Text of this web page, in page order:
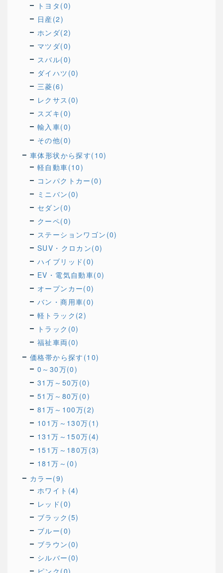
トヨタ(0)
日産(2)
ホンダ(2)
マツダ(0)
スバル(0)
ダイハツ(0)
三菱(6)
レクサス(0)
スズキ(0)
輸入車(0)
その他(0)
車体形状から探す(10)
軽自動車(10)
コンパクトカー(0)
ミニバン(0)
セダン(0)
クーペ(0)
ステーションワゴン(0)
SUV・クロカン(0)
ハイブリッド(0)
EV・電気自動車(0)
オープンカー(0)
バン・商用車(0)
軽トラック(2)
トラック(0)
福祉車両(0)
価格帯から探す(10)
0～30万(0)
31万～50万(0)
51万～80万(0)
81万～100万(2)
101万～130万(1)
131万～150万(4)
151万～180万(3)
181万～(0)
カラー(9)
ホワイト(4)
レッド(0)
ブラック(5)
ブルー(0)
ブラウン(0)
シルバー(0)
ピンク(0)